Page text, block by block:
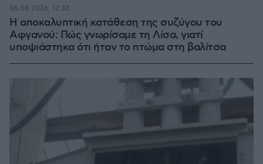
Η αποκαλυπτική κατάθεση της συζύγου του
Αφγανού: Πώς γνωρίσαμε τη Λίσα, γιατί
υποψιάστηκα ότι ήταν το πτώμα στη βαλίτσα
06.08.2026, 12:32